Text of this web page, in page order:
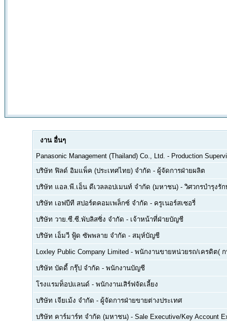
งาน อื่นๆ
Panasonic Management (Thailand) Co., Ltd. - Production
บริษัท ฟิลด์ อิมแพ็ค (ประเทศไทย) จำกัด - ผู้จัดการฝ่ายผลิต
บริษัท แอล.พี.เอ็น ดีเวลลอปเมนท์ จำกัด (มหาชน) - วิศวกรบำรุงรั
บริษัท เอฟบีที สปอร์ตคอมเพล็กซ์ จำกัด - ครูเนอร์สเซอรี่
บริษัท วาย.ซี.ซี.พับลิสซิ่ง จำกัด - เจ้าหน้าที่ฝ่ายบัญชี
บริษัท เอ็มวี ฟู้ด ซัพพลาย จำกัด - สมุห์บัญชี
Loxley Public Company Limited - พนักงานขายหน่วยรถ/เครดิต(
บริษัท บัดดี้ กรุ๊ป จำกัด - พนักงานบัญชี
โรงแรมท็อปแลนด์ - พนักงานเสิร์ฟจัดเลี้ยง
บริษัท เจียเม้ง จำกัด - ผู้จัดการฝ่ายขายต่างประเทศ
บริษัท คาร์มาร์ท จำกัด (มหาชน) - Sale Executive/Key Account